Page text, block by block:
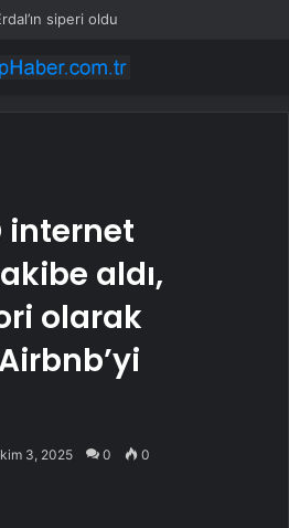
siperi oldu
internet
aldı,
olarak
3, 2025 0 0